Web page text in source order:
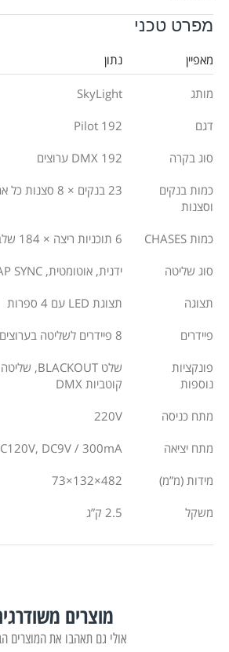
מפרט טכני
מאפיין נתון
מותג SkyLight
דגם Pilot 192
סוג בקרה DMX 192 ערוצים
כמות בנקים
וסצנות
23 בנקים × 8 סצנות כל אחד
כמות CHASES 6 תוכניות ריצה × 184 שלבים
סוג שליטה ידנית, אוטומטית, MIDI, TAP SYNC
תצוגה תצוגת LED עם 4 ספרות
פיידרים 8 פיידרים לשליטה בערוצים
פונקציות
נוספות
קוטביות DMX
מתח כניסה 220V
מתח יציאה DC9V / 300mA
מידות (מ”מ) 482×132×73
משקל 2.5 ק”ג
מוצרים
אולי גם תאהבו את המוצרים